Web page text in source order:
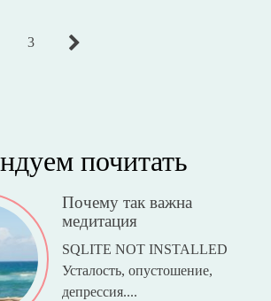
3
почитать
Почему так важна
медитация
SQLITE NOT INSTALLED
Усталость, опустошение,
депрессия....